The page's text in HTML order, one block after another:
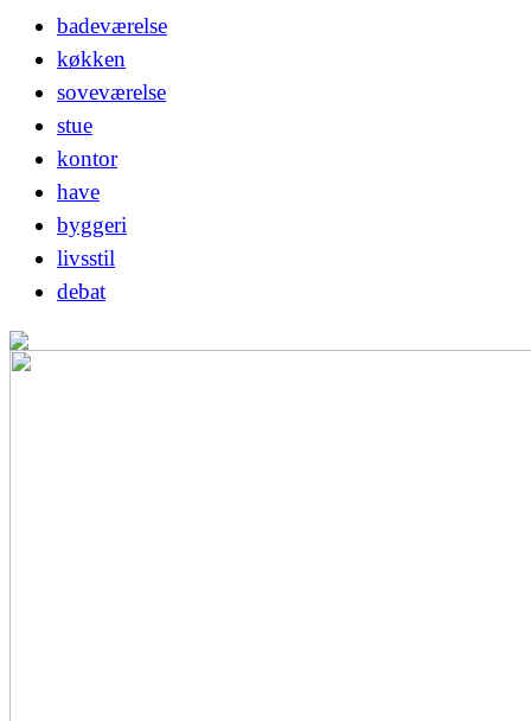
badeværelse
køkken
soveværelse
stue
kontor
have
byggeri
livsstil
debat